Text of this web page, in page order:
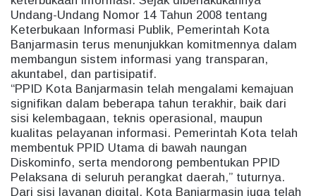
Undang-Undang Nomor 14 Tahun 2008 tentang
Keterbukaan Informasi Publik, Pemerintah Kota
Banjarmasin terus menunjukkan komitmennya dalam
membangun sistem informasi yang transparan,
akuntabel, dan partisipatif.
“PPID Kota Banjarmasin telah mengalami kemajuan
signifikan dalam beberapa tahun terakhir, baik dari
sisi kelembagaan, teknis operasional, maupun
kualitas pelayanan informasi. Pemerintah Kota telah
membentuk PPID Utama di bawah naungan
Diskominfo, serta mendorong pembentukan PPID
Pelaksana di seluruh perangkat daerah,” tuturnya.
Dari sisi layanan digital, Kota Banjarmasin juga telah